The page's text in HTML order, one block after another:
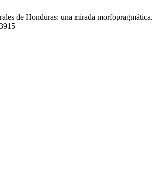
de Honduras: una mirada